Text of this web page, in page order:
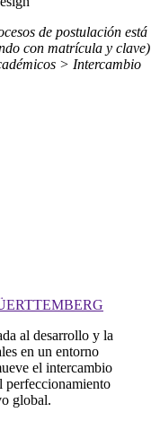
de postulación está
con matrícula y clave)
> Intercambio
al desarrollo y la
en un entorno
el intercambio
perfeccionamiento
global.